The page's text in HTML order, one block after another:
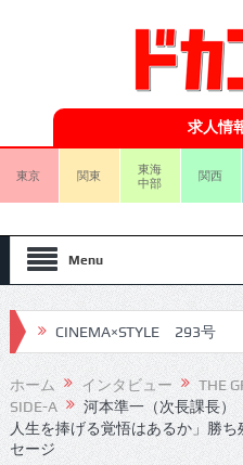
求人情
東京 関東
東海
中部
関西
Menu
CINEMA×STYLE 293号
CINEMA×STYLE 292号
CINEMA×STYLE 291号
CINEMA×STYLE 290号
ホーム インタビュー
THE
SIDE-A
河本準一（次長課長
人生を捧げる覚悟はあるか」勝
セージ